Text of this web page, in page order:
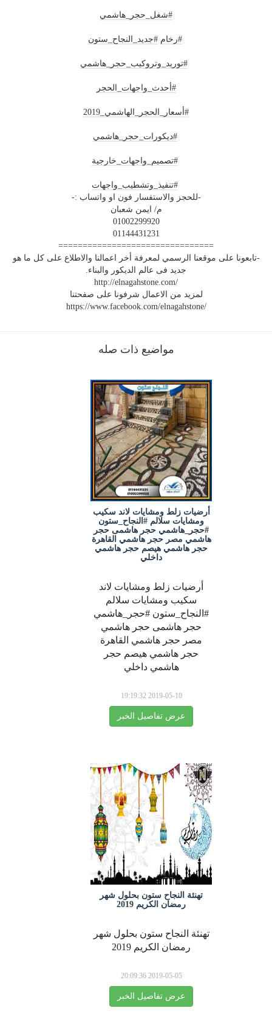
#شغل_حجر_هاشمي
#رخام #جديد_النجاح _ستون
#توريد_وتروكيب_حجر_هاشمي
#أحدث_واجهات_الحجر
#أسعار_الحجر_الهاشمي_2019
#ديكورات_حجر_هاشمي
#تصميم_واجهات_خارجية
#تنفيذ_وتشطيب_واجهات
-للحجز والاستفسار فون او واتساب :-
م/ ايمن شعبان
01002299920
01144431231
================================
-تابعونا على موقعنا الرسمي لمعرفة أخر اعمالنا والاطلاع على كل ما هو
جديد فى عالم الديكور والبناء.
http://elnagahstone.com/
لمزيد من الاعمال شرفونا على صفحتنا
https://www.facebook.com/elnagahstone/
مواضيع ذات صله
أرضيات زلط ومشايات لاند سكيب
ومشايات سلالم #النجاح_ستون
#حجر_هاشمي حجر هاشمى حجر
هاشمي مصر حجر هاشمي القاهرة
حجر هاشمي هيصم حجر هاشمي
داخلي
أرضيات زلط ومشايات لاند
سكيب ومشايات سلالم
#النجاح_ستون #حجر_هاشمي
حجر هاشمى حجر هاشمي
مصر حجر هاشمي القاهرة
حجر هاشمي هيصم حجر
هاشمي داخلي
2019-05-10 19:19:32
عرض تفاصيل الخبر
تهنئة النجاح ستون بحلول شهر
رمضان الكريم 2019
تهنئة النجاح ستون بحلول شهر
رمضان الكريم 2019
2019-05-05 20:09:36
عرض تفاصيل الخبر